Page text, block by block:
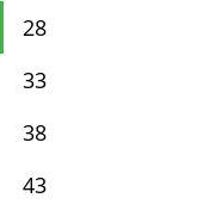
28
33
38
43